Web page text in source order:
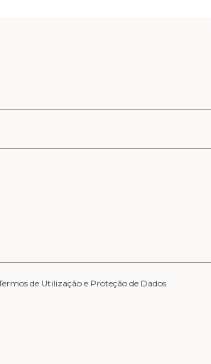
de Utilização e Proteção de Dados